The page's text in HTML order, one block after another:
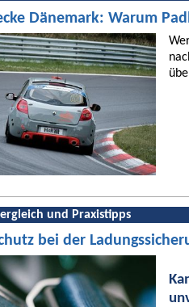
Dänemark: Warum
und Praxistipps
bei der